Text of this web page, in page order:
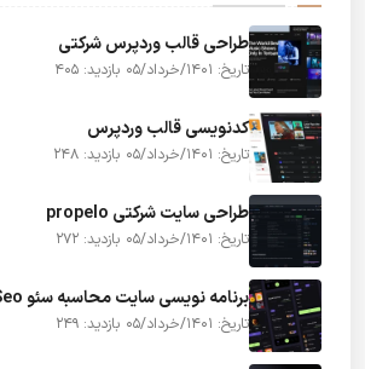
طراحی قالب وردپرس شرکتی
تاریخ: 1401/خرداد/05 بازدید: 405
کدنویسی قالب وردپرس
تاریخ: 1401/خرداد/05 بازدید: 248
طراحی سایت شرکتی propelo
تاریخ: 1401/خرداد/05 بازدید: 272
برنامه نویسی سایت محاسبه سئو TrackSeo
تاریخ: 1401/خرداد/05 بازدید: 249